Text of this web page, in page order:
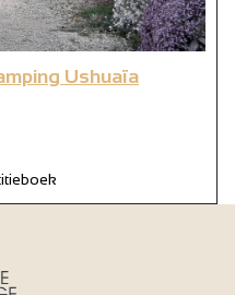
Ushuaïa